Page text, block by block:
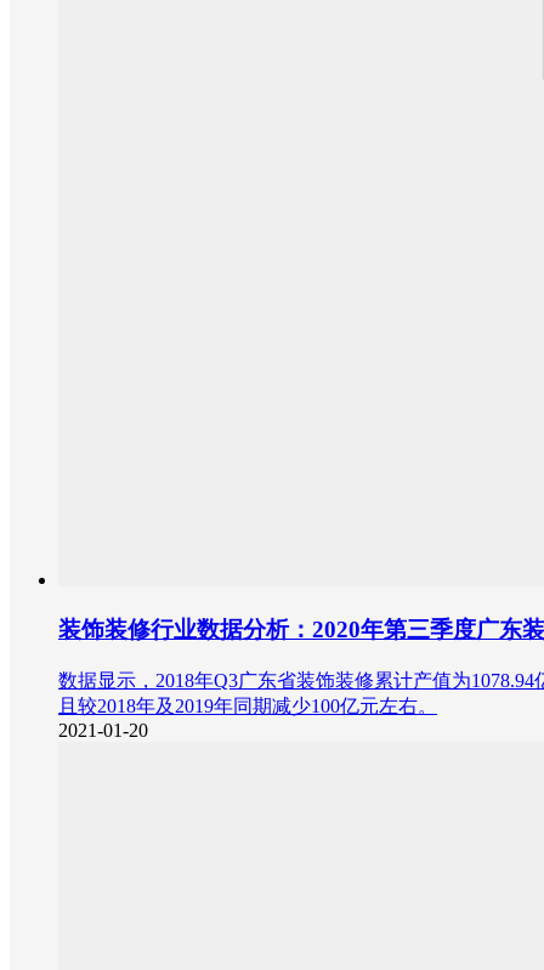
装饰装修行业数据分析：2020年第三季度广东
数据显示，2018年Q3广东省装饰装修累计产值为
且较2018年及2019年同期减少100亿元左右。
2021-01-20